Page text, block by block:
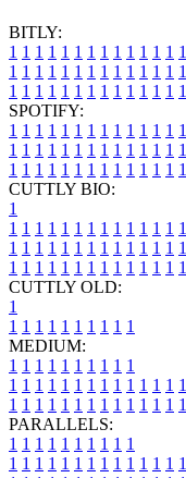
BITLY:
1 1 1 1 1 1 1 1 1 1 1 1 1 1
1 1 1 1 1 1 1 1 1 1 1 1 1 1
1 1 1 1 1 1 1 1 1 1 1 1 1 1
SPOTIFY:
1 1 1 1 1 1 1 1 1 1 1 1 1 1
1 1 1 1 1 1 1 1 1 1 1 1 1 1
1 1 1 1 1 1 1 1 1 1 1 1 1 1
CUTTLY BIO:
1
1 1 1 1 1 1 1 1 1 1 1 1 1 1
1 1 1 1 1 1 1 1 1 1 1 1 1 1
1 1 1 1 1 1 1 1 1 1 1 1 1 1
CUTTLY OLD:
1
1 1 1 1 1 1 1 1 1 1
MEDIUM:
1 1 1 1 1 1 1 1 1 1
1 1 1 1 1 1 1 1 1 1 1 1 1 1
1 1 1 1 1 1 1 1 1 1 1 1 1 1
PARALLELS:
1 1 1 1 1 1 1 1 1 1
1 1 1 1 1 1 1 1 1 1 1 1 1 1